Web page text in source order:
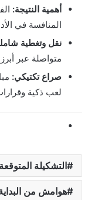
أهمية النتيجة:
المنافسة في
نقل وتغطية
متواصلة عبر
صراع تكتيكي:
لعب ذكية
التشكيلة
هوامش من البداية